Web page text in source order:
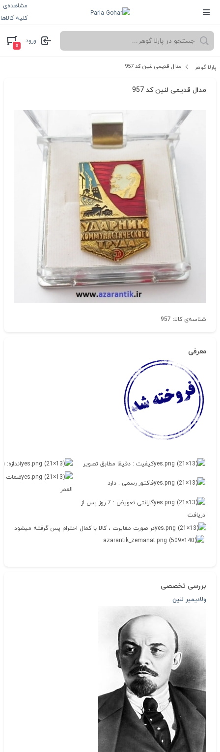
مشاهده‌ی
کلیه کالاها
ورود
۰
پارلا گوهر مدال قدیمی لنین کد 957
مدال قدیمی لنین کد 957
شناسه‌ی کالا: 957
معرفی
کیفیت : دقیقا مطابق تصویر اندازه: 2cm*3.1cm
فاکتور رسمی : دارد
ضمات
العمر
گارانتی تعویض : 7 روز پس از
دریافت
در صورت مغایرت ، کالا با کمال احترام پس گرفته میشود
بررسی تخصصی
ولادیمیر لنین